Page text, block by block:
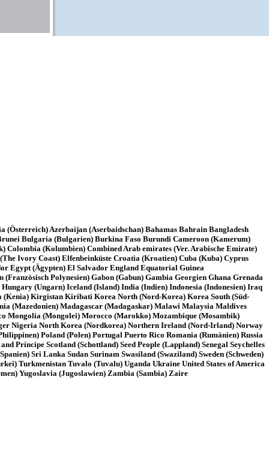
Azerbaijan (Aserbaidschan) Bahamas Bahrain Bangladesh
Bulgaria (Bulgarien) Burkina Faso Burundi Cameroon (Kamerum)
Colombia (Kolumbien) Combined Arab emirates (Ver. Arabische Emirate)
Ivory Coast) Elfenbeinküste Croatia (Kroatien) Cuba (Kuba) Cyprus
Egypt (Ägypten) El Salvador England Equatorial Guinea
Polynesien) Gabon (Gabun) Gambia Georgien Ghana Grenada
(Ungarn) Iceland (Island) India (Indien) Indonesia (Indonesien) Iraq
Kirgistan Kiribati Korea North (Nord-Korea) Korea South (Süd-
(Mazedonien) Madagascar (Madagaskar) Malawi Malaysia Maldives
(Mongolei) Morocco (Marokko) Mozambique (Mosambik)
Nigeria North Korea (Nordkorea) Northern Ireland (Nord-Irland) Norway
Poland (Polen) Portugal Puerto Rico Romania (Rumänien) Russia
Príncipe Scotland (Schottland) Seed People (Lappland) Senegal Seychelles
Sri Lanka Sudan Surinam Swasiland (Swaziland) Sweden (Schweden)
Turkmenistan Tuvalo (Tuvalu) Uganda Ukraine United States of America
Yugoslavia (Jugoslawien) Zambia (Sambia) Zaire